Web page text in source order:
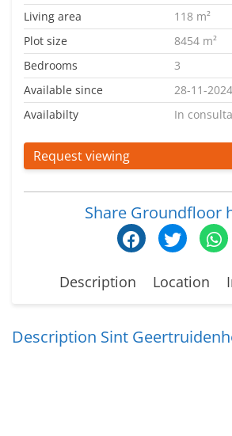
Living area
118 m²
Plot size
8454 m²
Bedrooms
3
Available since
28-11-2024
Availabilty
In
Request viewing
Share Groundfloor
Description Location
Description Sint